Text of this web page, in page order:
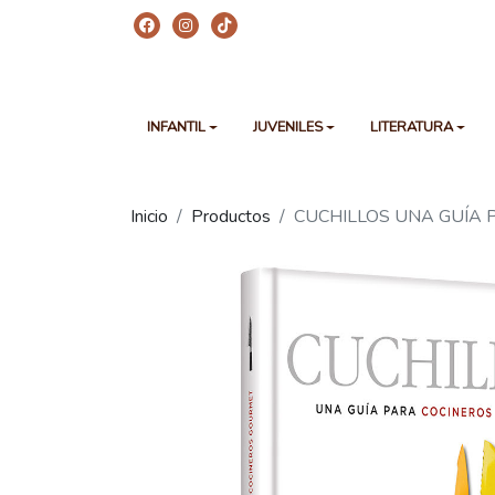
INFANTIL JUVENILES LITERATURA
Inicio Productos CUCHILLOS UNA GUÍA